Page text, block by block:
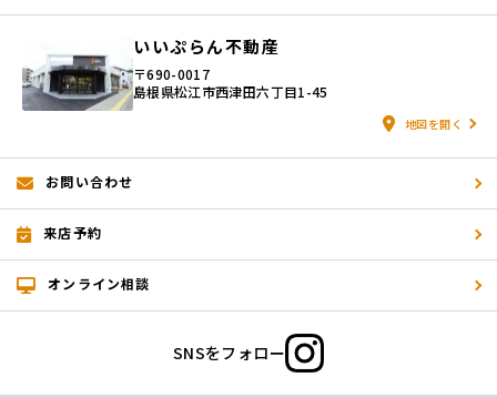
いいぷらん不動産
〒690-0017
島根県松江市西津田六丁目1-45
地図を開く
お問い合わせ
来店予約
オンライン相談
SNSをフォロー